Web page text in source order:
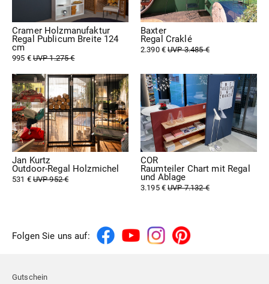
Cramer Holzmanufaktur
Regal Publicum Breite 124
cm
995 €UVP 1.275 €
Baxter
Regal Craklé
2.390 €UVP 3.485 €
Jan Kurtz
Outdoor-Regal Holzmichel
531 €UVP 952 €
COR
Raumteiler Chart mit Regal
und Ablage
3.195 €UVP 7.132 €
Folgen Sie uns auf:
Gutschein